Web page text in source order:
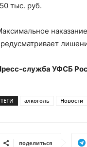
тыс. руб.
служба УФСБ
ТЕГИ алкоголь Новости
поделиться